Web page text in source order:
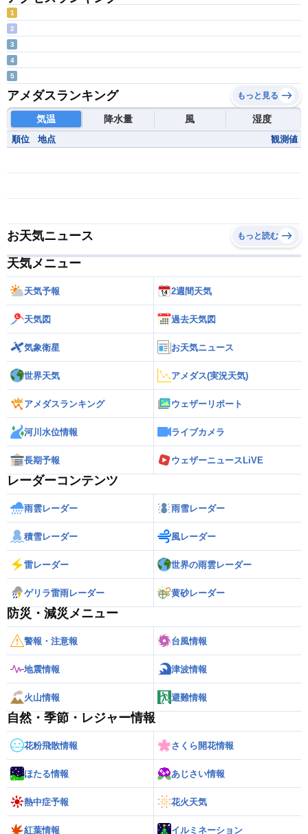
1
2
3
4
5
アメダスランキング もっと見る
気温 降水量 風 湿度
順位 地点 観測値
お天気ニュース もっと読む
天気メニュー
天気予報 2週間天気
天気図 過去天気図
気象衛星 お天気ニュース
世界天気 アメダス(実況天気)
アメダスランキング ウェザーリポート
河川水位情報 ライブカメラ
長期予報 ウェザーニュースLiVE
レーダーコンテンツ
雨雲レーダー 雨雪レーダー
積雪レーダー 風レーダー
雷レーダー 世界の雨雲レーダー
ゲリラ雷雨レーダー 黄砂レーダー
防災・減災メニュー
警報・注意報 台風情報
地震情報 津波情報
火山情報 避難情報
自然・季節・レジャー情報
花粉飛散情報 さくら開花情報
ほたる情報 あじさい情報
熱中症予報 花火天気
紅葉情報 イルミネーション